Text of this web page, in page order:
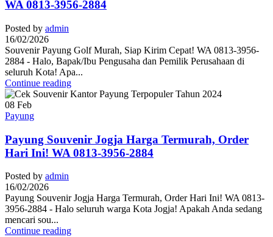
WA 0813-3956-2884
Posted by admin
16/02/2026
Souvenir Payung Golf Murah, Siap Kirim Cepat! WA 0813-3956-
2884 - Halo, Bapak/Ibu Pengusaha dan Pemilik Perusahaan di
seluruh Kota! Apa...
Continue reading
08 Feb
Payung
Payung Souvenir Jogja Harga Termurah, Order
Hari Ini! WA 0813-3956-2884
Posted by admin
16/02/2026
Payung Souvenir Jogja Harga Termurah, Order Hari Ini! WA 0813-
3956-2884 - Halo seluruh warga Kota Jogja! Apakah Anda sedang
mencari sou...
Continue reading